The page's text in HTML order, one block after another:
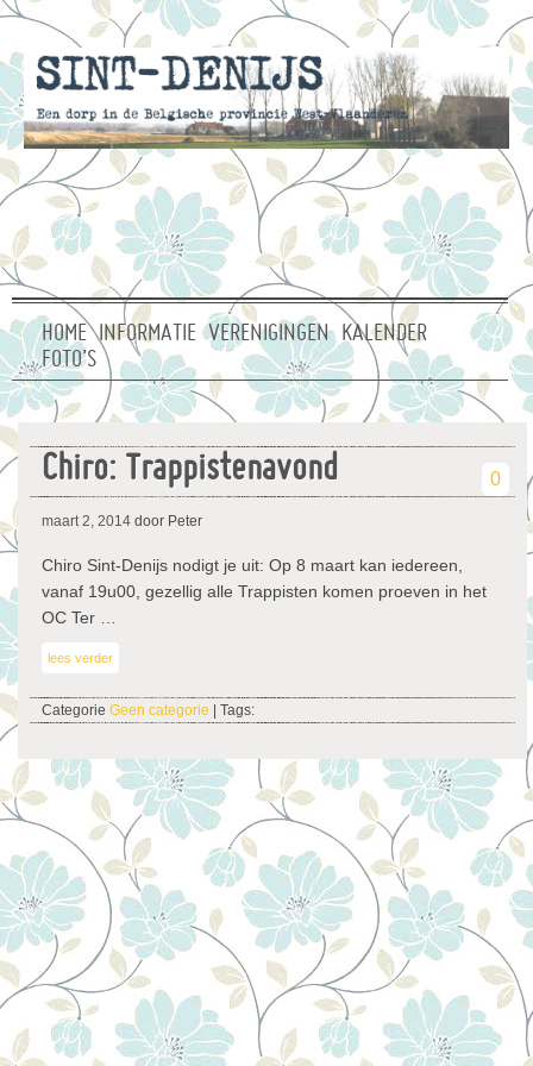
HOME INFORMATIE VERENIGINGEN KALENDER
FOTO’S
Chiro: Trappistenavond 0
maart 2, 2014 door Peter
Chiro Sint-Denijs nodigt je uit: Op 8 maart kan iedereen,
vanaf 19u00, gezellig alle Trappisten komen proeven in het
OC Ter …
lees verder
Categorie Geen categorie | Tags: